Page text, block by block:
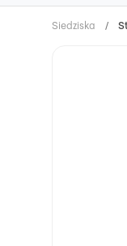
Siedziska /